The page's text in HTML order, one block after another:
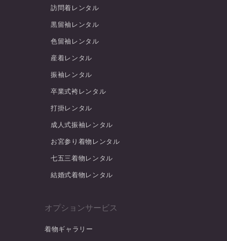
訪問着レンタル
黒留袖レンタル
色留袖レンタル
産着レンタル
振袖レンタル
卒業式袴レンタル
打掛レンタル
成人式振袖レンタル
お宮参り着物レンタル
七五三着物レンタル
結婚式着物レンタル
オプションサービス
着物ギャラリー